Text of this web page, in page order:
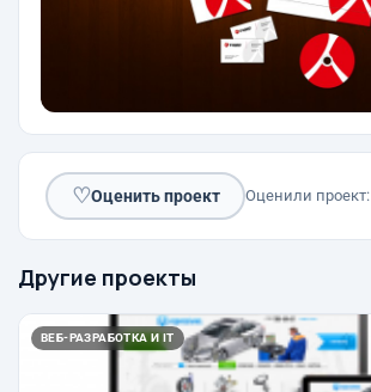
♡Оценить проект Оценили проект:
Другие проекты
ВЕБ-РАЗРАБОТКА И IT